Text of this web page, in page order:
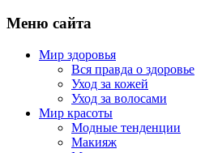
Меню сайта
Мир здоровья
Вся правда о здоровье
Уход за кожей
Уход за волосами
Мир красоты
Модные тенденции
Макияж